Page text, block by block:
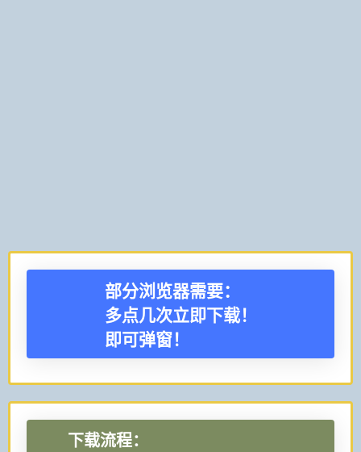
部分浏览器需要：
多点几次立即下载！
即可弹窗！
下载流程：